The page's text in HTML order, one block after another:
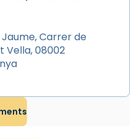
també un grup de
ball propis. Festa
ves per les
Jaume, Carrer de
Vella, 08002